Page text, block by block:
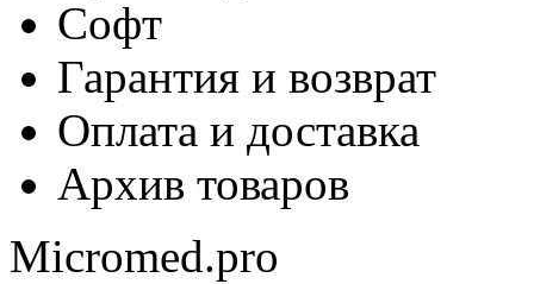
Софт
Гарантия и возврат
Оплата и доставка
Архив товаров
Micromed.pro